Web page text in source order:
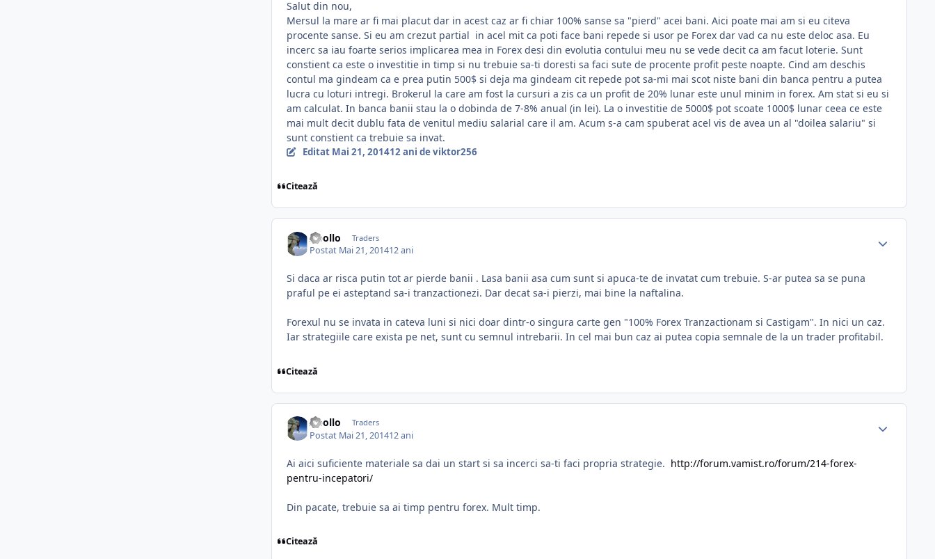
Salut din nou,
Mersul la mare ar fi mai placut dar in acest caz ar fi chiar 100% sanse sa "pierd" acei bani. Aici poate mai am si eu citeva
procente sanse. Si eu am crezut partial in acel mit ca poti face bani repede si usor pe Forex dar vad ca nu este deloc asa. Eu
incerc sa iau foarte serios implicarea mea in Forex desi din evolutia contului meu nu se vede decit ca am facut loterie. Sunt
constient ca este o investitie in timp si nu trebuie sa-ti doresti sa faci sute de procente profit peste noapte. Cind am deschis
contul ma gindeam ca e prea putin 500$ si deja ma gindeam cit repede pot sa-mi mai scot niste bani din banca pentru a putea
lucra cu loturi intregi. Brokerul la care am fost la cursuri a zis ca un profit de 20% lunar este unul minim in forex. Am stat si eu si
am calculat. In banca banii stau la o dobinda de 7-8% anual (in lei). La o investitie de 5000$ pot scoate 1000$ lunar ceea ce este
mai mult decit dublu fata de venitul mediu salarial care il am. Acum s-a cam spuberat acel vis de avea un al "doilea salariu" si
sunt constient ca trebuie sa invat.
Editat Mai 21, 201412 ani de viktor256
Citează
Apollo Traders
Postat Mai 21, 201412 ani
Si daca ar risca putin tot ar pierde banii . Lasa banii asa cum sunt si apuca-te de invatat cum trebuie. S-ar putea sa se puna
praful pe ei asteptand sa-i tranzactionezi. Dar decat sa-i pierzi, mai bine la naftalina.
Forexul nu se invata in cateva luni si nici doar dintr-o singura carte gen "100% Forex Tranzactionam si Castigam". In nici un caz.
Iar strategiile care exista pe net, sunt cu semnul intrebarii. In cel mai bun caz ai putea copia semnale de la un trader profitabil.
Citează
Apollo Traders
Postat Mai 21, 201412 ani
Ai aici suficiente materiale sa dai un start si sa incerci sa-ti faci propria strategie. http://forum.vamist.ro/forum/214-forex-
pentru-incepatori/
Din pacate, trebuie sa ai timp pentru forex. Mult timp.
Citează